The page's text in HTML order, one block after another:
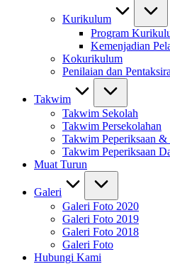
Kurikulum
Program
Kemenjadian
Kokurikulum
Penilaian dan
Takwim
Takwim Sekolah
Takwim Persekolahan
Takwim Peperiksaan &
Takwim Peperiksaan
Muat Turun
Galeri
Galeri Foto 2020
Galeri Foto 2019
Galeri Foto 2018
Galeri Foto
Hubungi Kami